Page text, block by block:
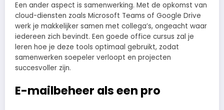
Een ander aspect is samenwerking. Met de opkomst van
cloud-diensten zoals Microsoft Teams of Google Drive
werk je makkelijker samen met collega’s, ongeacht waar
iedereen zich bevindt. Een goede office cursus zal je
leren hoe je deze tools optimaal gebruikt, zodat
samenwerken soepeler verloopt en projecten
succesvoller zijn.
E-mailbeheer als een pro